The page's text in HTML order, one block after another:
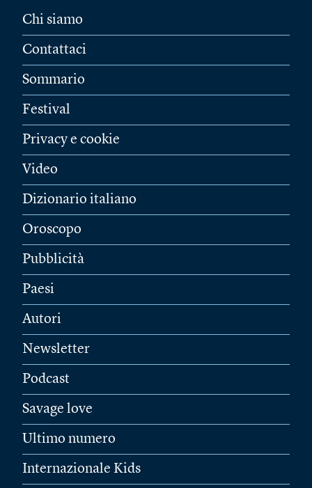
Chi siamo
Contattaci
Sommario
Festival
Privacy e cookie
Video
Dizionario italiano
Oroscopo
Pubblicità
Paesi
Autori
Newsletter
Podcast
Savage love
Ultimo numero
Internazionale Kids